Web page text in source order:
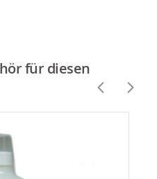
für diesen